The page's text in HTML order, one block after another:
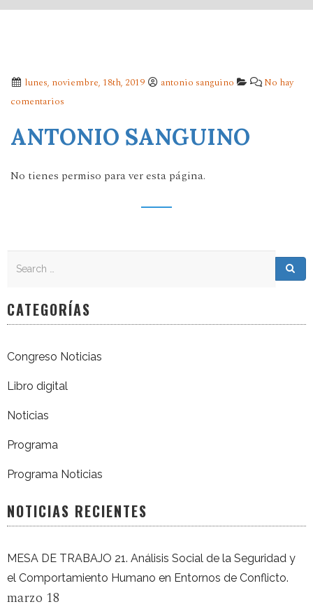
lunes, noviembre, 18th, 2019 antonio sanguino
No hay
comentarios
ANTONIO SANGUINO
No tienes permiso para ver esta página.
CATEGORÍAS
Congreso Noticias
Libro digital
Noticias
Programa
Programa Noticias
NOTICIAS RECIENTES
MESA DE TRABAJO 21. Análisis Social de la Seguridad y
el Comportamiento Humano en Entornos de Conflicto.
marzo 18